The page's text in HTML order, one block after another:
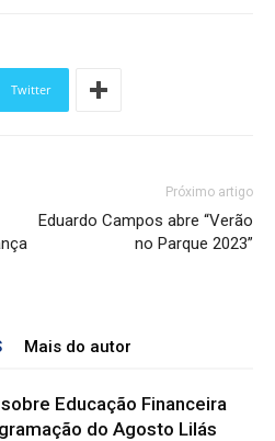
Twitter
Próximo artigo
Eduardo Campos abre “Verão
no Parque 2023”
Mais do autor
Educação Financeira
do Agosto Lilás